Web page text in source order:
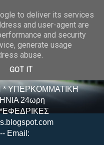
S -
* ΥΠΕΡΚΟΜΜΑΤΙΚΗ
24ωρη
Email:
to deliver its services
and user-agent are
and security
generate usage
abuse.
GOT IT